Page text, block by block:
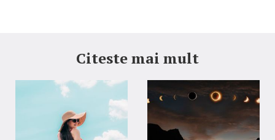
Citeste mai mult